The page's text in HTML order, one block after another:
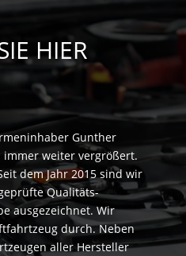
HIER
Gunther
weiter vergrößert.
dem Jahr 2015 sind wir
Qualitäts-
ausgezeichnet. Wir
durch. Neben
aller Hersteller